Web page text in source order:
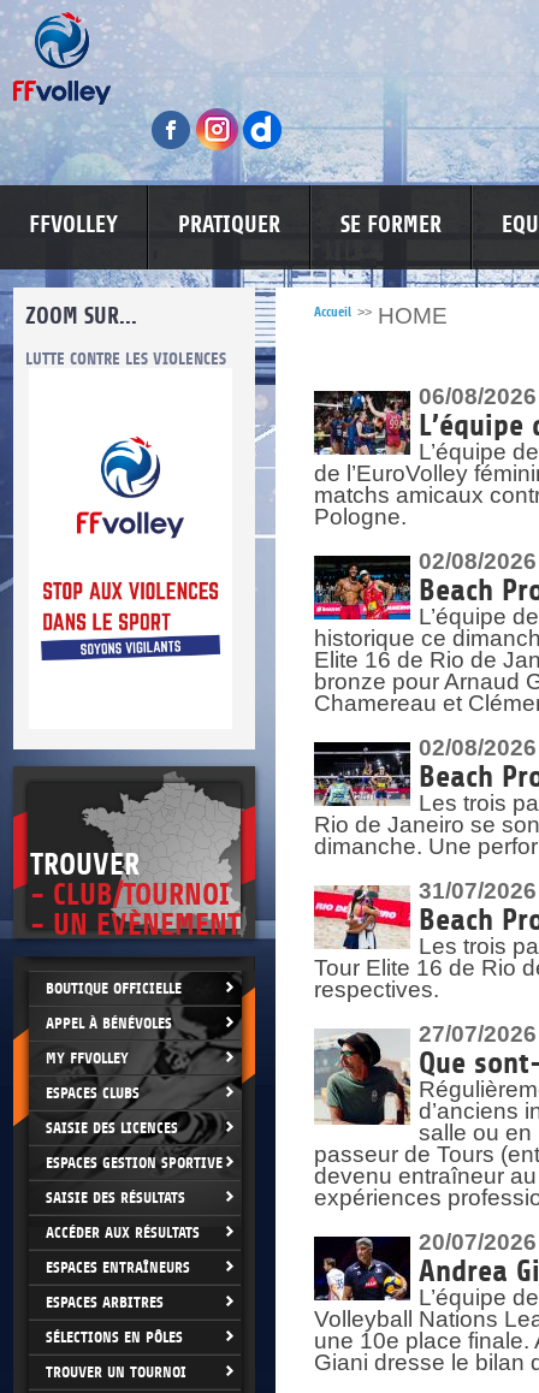
FFVOLLEY PRATIQUER SE FORMER
ZOOM SUR...
LUTTE CONTRE LES VIOLENCES MA PETITE SPONSO
>
TROUVER
- CLUB/TOURNOI
- UN EVÈNEMENT
BOUTIQUE OFFICIELLE
APPEL À BÉNÉVOLES
MY FFVOLLEY
ESPACES CLUBS
SAISIE DES LICENCES
ESPACES GESTION SPORTIVE
SAISIE DES RÉSULTATS
ACCÉDER AUX RÉSULTATS
ESPACES ENTRAÎNEURS
ESPACES ARBITRES
SÉLECTIONS EN PÔLES
TROUVER UN TOURNOI
Accueil >> HOME
06/08/2026
L’équipe
L’équipe
de l’EuroVolley
matchs amicaux
Pologne.
02/08/2026
Beach
L’équipe
historique ce
Elite 16 de Rio de
bronze pour Arnaud
Chamereau et
02/08/2026
Beach
Les trois
Rio de Janeiro se
dimanche. Une
31/07/2026
Beach
Les trois
Tour Elite 16 de Rio
respectives.
27/07/2026
Que
d’anciens
salle ou en
passeur de Tours
devenu entraîneur
expériences
20/07/2026
Andrea
L’équipe
Volleyball Nations
une 10e place finale.
Giani dresse le bilan